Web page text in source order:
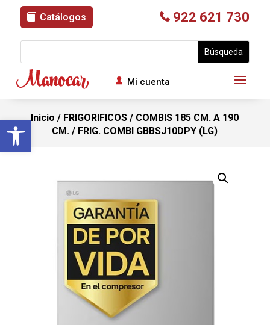
Abrir barra de herramientas
Catálogos 922 621 730
Mi cuenta
Inicio / FRIGORIFICOS / COMBIS 185 CM. A 190
CM. / FRIG. COMBI GBBSJ10DPY (LG)